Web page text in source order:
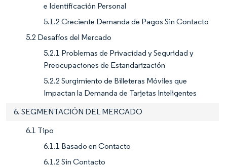
e Identificación Personal
5.1.2 Creciente Demanda de Pagos Sin Contacto
5.2 Desafíos del Mercado
5.2.1 Problemas de Privacidad y Seguridad y
Preocupaciones de Estandarización
5.2.2 Surgimiento de Billeteras Móviles que
Impactan la Demanda de Tarjetas Inteligentes
6. SEGMENTACIÓN DEL MERCADO
6.1 Tipo
6.1.1 Basado en Contacto
6.1.2 Sin Contacto